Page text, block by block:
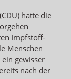
hatte die
Impfstoff-
Menschen
gewisser
nach der